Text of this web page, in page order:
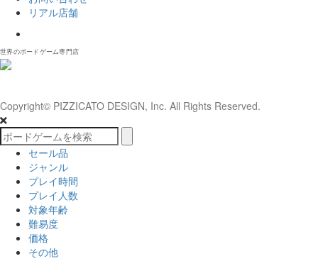
リアル店舗
世界のボードゲーム専門店
Copyright© PIZZICATO DESIGN, Inc. All Rights Reserved.
セール品
ジャンル
プレイ時間
プレイ人数
対象年齢
難易度
価格
その他